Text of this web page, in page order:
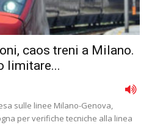
caos treni a Milano.
limitare...
sulle linee Milano-Genova,
per verifiche tecniche alla linea